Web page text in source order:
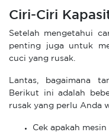
Ciri-Ciri
Setelah mengetahui
penting juga untuk
cuci yang rusak.
Lantas, bagaimana
Berikut ini adalah
rusak yang perlu Anda
Cek apakah